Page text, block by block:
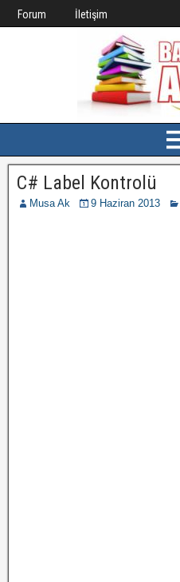
Forum İletişim
C# Label Kontrolü
Musa Ak 9 Haziran 2013